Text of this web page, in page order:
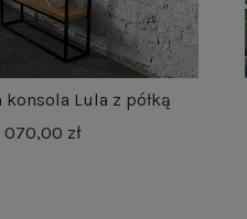
Lula z półką
070,00 zł